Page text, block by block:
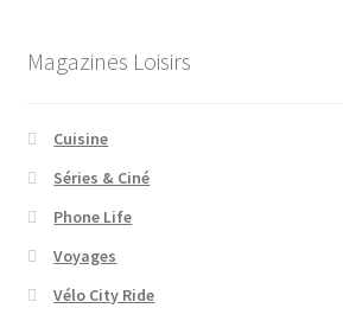
Magazines Loisirs
Cuisine
Séries & Ciné
Phone Life
Voyages
Vélo City Ride